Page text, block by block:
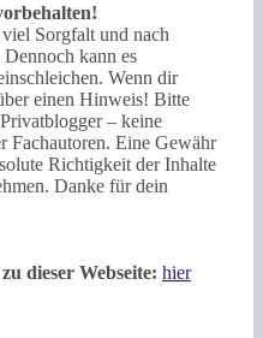
Sorgfalt und nach
kann es
Wenn dir
einen Hinweis! Bitte
– keine
Fachautoren. Eine Gewähr
Richtigkeit der Inhalte
Danke für dein
dieser Webseite: hier